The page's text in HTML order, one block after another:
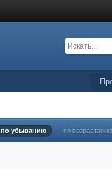
по убыванию по возрастанию